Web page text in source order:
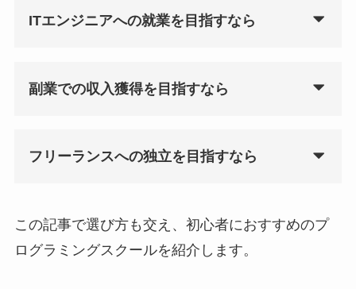
ITエンジニアへの就業を目指すなら
副業での収入獲得を目指すなら
フリーランスへの独立を目指すなら
この記事で選び方も交え、初心者におすすめのプ
ログラミングスクールを紹介します。